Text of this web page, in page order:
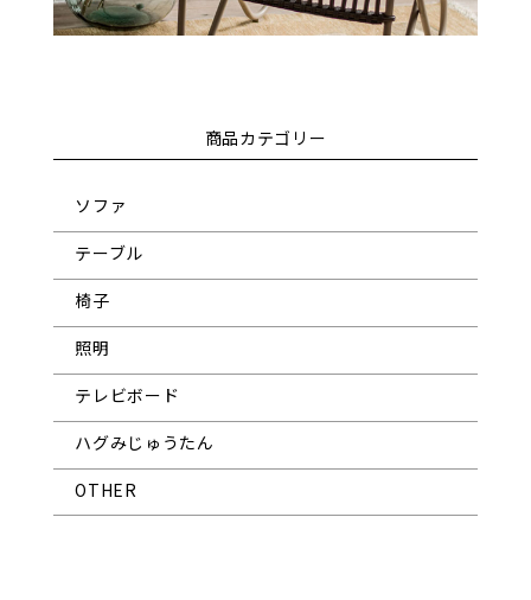
商品カテゴリー
ソファ
テーブル
椅子
照明
テレビボード
ハグみじゅうたん
OTHER